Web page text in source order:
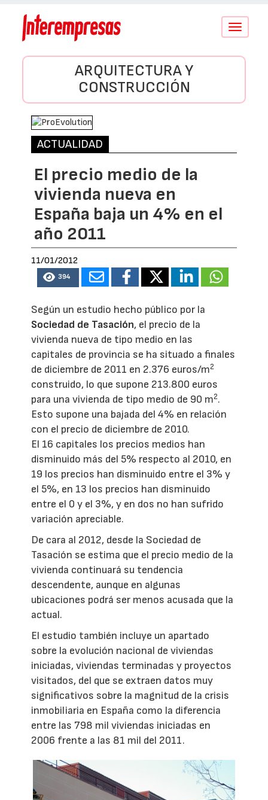
Conmutar
ARQUITECTURA Y
CONSTRUCCIÓN
ACTUALIDAD
El precio medio de la
vivienda nueva en
España baja un 4% en el
año 2011
11/01/2012
394
Según un estudio hecho público por la
Sociedad de Tasación, el precio de la
vivienda nueva de tipo medio en las
capitales de provincia se ha situado a finales
de diciembre de 2011 en 2.376 euros/m2
construido, lo que supone 213.800 euros
para una vivienda de tipo medio de 90 m2.
Esto supone una bajada del 4% en relación
con el precio de diciembre de 2010.
El 16 capitales los precios medios han
disminuido más del 5% respecto al 2010, en
19 los precios han disminuido entre el 3% y
el 5%, en 13 los precios han disminuido
entre el 0 y el 3%, y en dos no han sufrido
variación apreciable.
De cara al 2012, desde la Sociedad de
Tasación se estima que el precio medio de la
vivienda continuará su tendencia
descendente, aunque en algunas
ubicaciones podrá ser menos acusada que la
actual.
El estudio también incluye un apartado
sobre la evolución nacional de viviendas
iniciadas, viviendas terminadas y proyectos
visitados, del que se extraen datos muy
significativos sobre la magnitud de la crisis
inmobiliaria en España como la diferencia
entre las 798 mil viviendas iniciadas en
2006 frente a las 81 mil del 2011.